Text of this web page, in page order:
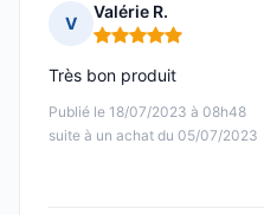
V
Valérie R.
Note : 5 sur 5
Publié le 18/07/2023 à 08h48
suite à un achat du 05/07/2023
Très bon produit